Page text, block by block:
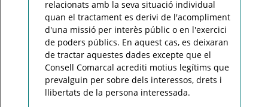
relacionats amb la seva situació individual
quan el tractament es derivi de l'acompliment
d'una missió per interès públic o en l'exercici
de poders públics. En aquest cas, es deixaran
de tractar aquestes dades excepte que el
Consell Comarcal acrediti motius legítims que
prevalguin per sobre dels interessos, drets i
llibertats de la persona interessada.